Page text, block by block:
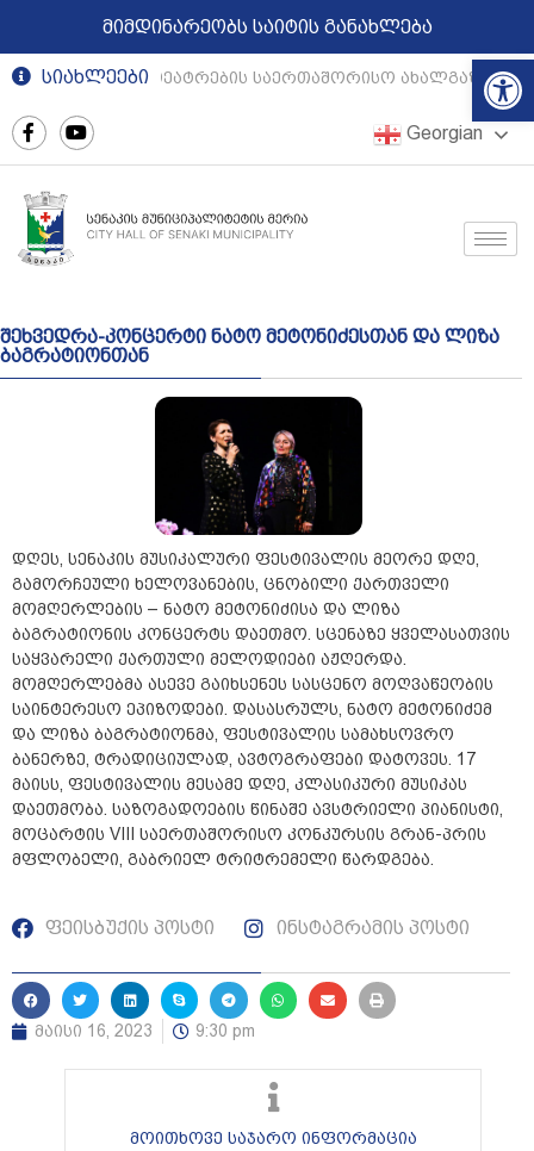
მიმდინარეობს საიტის განახლება
სიახლეები
რეგიონული თეატრების საერთაშორისო
Georgian
შეხვედრა-კონცერტი ნატო მეტონიძესთან და ლიზა
ბაგრატიონთან
დღეს, სენაკის მუსიკალური ფესტივალის მეორე დღე,
გამორჩეული ხელოვანების, ცნობილი ქართველი
მომღერლების – ნატო მეტონიძისა და ლიზა
ბაგრატიონის კონცერტს დაეთმო. სცენაზე ყველასათვის
საყვარელი ქართული მელოდიები აჟღერდა.
მომღერლებმა ასევე გაიხსენეს სასცენო მოღვაწეობის
საინტერესო ეპიზოდები. დასასრულს, ნატო მეტონიძემ
და ლიზა ბაგრატიონმა, ფესტივალის სამახსოვრო
ბანერზე, ტრადიციულად, ავტოგრაფები დატოვეს. 17
მაისს, ფესტივალის მესამე დღე, კლასიკური მუსიკას
დაეთმობა. საზოგადოების წინაშე ავსტრიელი პიანისტი,
მოცარტის VIII საერთაშორისო კონკურსის გრან-პრის
მფლობელი, გაბრიელ ტრიტრემელი წარდგება.
ფეისბუქის პოსტი ინსტაგრამის პოსტი
მაისი 16, 2023 9:30 pm
მოითხოვე საჯარო ინფორმაცია